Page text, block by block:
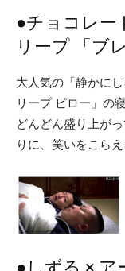
●チョコレー
リープ 「ブ
大人気の「静かに
リープ ピロー」の
どんどん盛り上が
りに、笑いをこら